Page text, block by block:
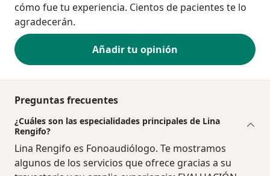
cómo fue tu experiencia. Cientos de pacientes te lo
agradecerán.
Añadir tu opinión
Preguntas frecuentes
¿Cuáles son las especialidades principales de Lina
Rengifo?
Lina Rengifo es Fonoaudiólogo. Te mostramos
algunos de los servicios que ofrece gracias a su